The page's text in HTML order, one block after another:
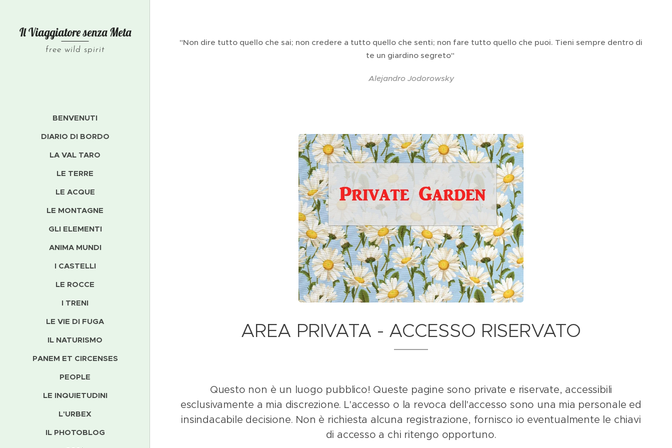
Il Viaggiatore senzaMeta
free wild spirit
BENVENUTI
DIARIO DI BORDO
LA VAL TARO
LE TERRE
LE ACQUE
LE MONTAGNE
GLI ELEMENTI
ANIMA MUNDI
I CASTELLI
LE ROCCE
I TRENI
LE VIE DI FUGA
IL NATURISMO
PANEM ET CIRCENSES
PEOPLE
LE INQUIETUDINI
L'URBEX
IL PHOTOBLOG
"Non dire tutto quello che sai; non credere a tutto quello che senti; non fare tutto quello che puoi. Tieni sempre dentro di
te un giardino segreto"
Alejandro Jodorowsky
AREA PRIVATA - ACCESSO RISERVATO
Questo non è un luogo pubblico! Queste pagine sono private e riservate, accessibili
esclusivamente a mia discrezione. L'accesso o la revoca dell'accesso sono una mia personale ed
insindacabile decisione. Non è richiesta alcuna registrazione, fornisco io eventualmente le chiavi
di accesso a chi ritengo opportuno.